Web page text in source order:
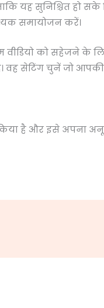
यह सुनिश्चित हो
समायोजन करें।
को सहेजने के
है। वह सेटिंग चुनें जो
है और इसे अपना